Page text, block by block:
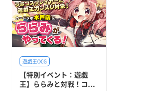
遊戯王OCG
【特別イベント：遊戯
王】ららみと対戦！コ...